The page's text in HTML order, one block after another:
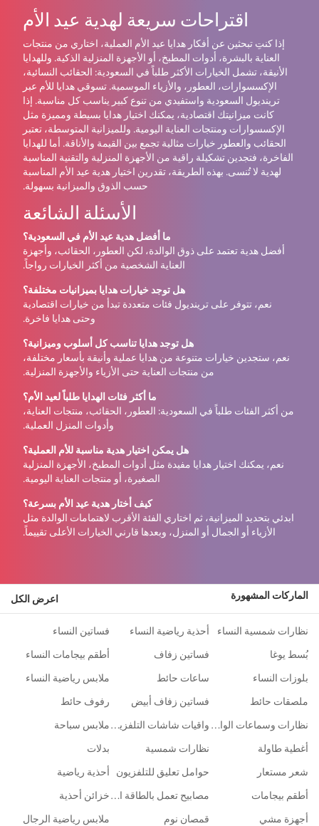
اقتراحات سريعة لهدية عيد الأم
إذا كنتِ تبحثين عن أفكار هدايا عيد الأم العملية، اختاري من منتجات
العناية بالبشرة، أدوات المطبخ، أو الأجهزة المنزلية الذكية. وللهدايا
الأنيقة، تشمل الخيارات الأكثر طلباً في السعودية: الحقائب النسائية،
الإكسسوارات، العطور، والأزياء الموسمية. تسوقي هدايا للأم عبر
ترينديول السعودية واستفيدي من تنوع كبير يناسب كل مناسبة. إذا
كانت ميزانيتك اقتصادية، يمكنك اختيار هدايا بسيطة ومميزة مثل
الإكسسوارات ومنتجات العناية اليومية. وللميزانية المتوسطة، تعتبر
الحقائب والعطور خيارات مثالية تجمع بين القيمة والأناقة. أما للهدايا
الفاخرة، فتجدين تشكيلة راقية من الأجهزة المنزلية والتقنية المناسبة
لهدية لا تُنسى. بهذه الطريقة، تقدرين اختيار هدية عيد الأم المناسبة
حسب الذوق والميزانية بسهولة.
الأسئلة الشائعة
ما أفضل هدية عيد الأم في السعودية؟
أفضل هدية تعتمد على ذوق الوالدة، لكن العطور، الحقائب، وأجهزة
العناية الشخصية من أكثر الخيارات رواجاً.
هل توجد خيارات هدايا بميزانيات مختلفة؟
نعم، تتوفر على ترينديول فئات متعددة تبدأ من خيارات اقتصادية
وحتى هدايا فاخرة.
هل توجد هدايا تناسب كل أسلوب وميزانية؟
نعم، ستجدين خيارات متنوعة من هدايا عملية وأنيقة بأسعار مختلفة،
من منتجات العناية حتى الأزياء والأجهزة المنزلية.
ما أكثر فئات الهدايا طلباً لعيد الأم؟
من أكثر الفئات طلباً في السعودية: العطور، الحقائب، منتجات العناية،
وأدوات المنزل العملية.
هل يمكن اختيار هدية مناسبة للأم العملية؟
نعم، يمكنك اختيار هدايا مفيدة مثل أدوات المطبخ، الأجهزة المنزلية
الصغيرة، أو منتجات العناية اليومية.
كيف أختار هدية عيد الأم بسرعة؟
ابدئي بتحديد الميزانية، ثم اختاري الفئة الأقرب لاهتمامات الوالدة مثل
الأزياء أو الجمال أو المنزل، وبعدها قارني الخيارات الأعلى تقييماً.
الماركات المشهورة اعرض الكل
نظارات شمسية النساء أحذية رياضية النساء
فساتين النساء
بُسط يوغا
فساتين زفاف
أطقم بيجامات النساء
بلوزات النساء
ساعات حائط
ملابس رياضية النساء
ملصقات حائط
فساتين زفاف أبيض
رفوف حائط
نظارات وسماعات الواقع الافتراضي
واقيات شاشات التلفزيونملابس سباحة
أغطية طاولة
نظارات شمسية
بدلات
شعر مستعار
حوامل تعليق للتلفزيون
أحذية رياضية
أطقم بيجامات
مصابيح تعمل بالطاقة الشمسيةخزائن أحذية
أجهزة مشي
قمصان نوم
ملابس رياضية الرجال